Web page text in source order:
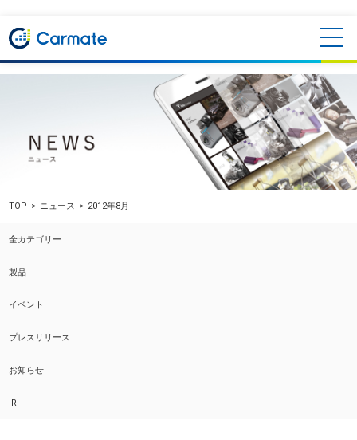
TOP ニュース 2012年8月
全カテゴリー
製品
イベント
プレスリリース
お知らせ
IR